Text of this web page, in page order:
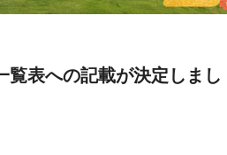
覧表への記載が決定しまし